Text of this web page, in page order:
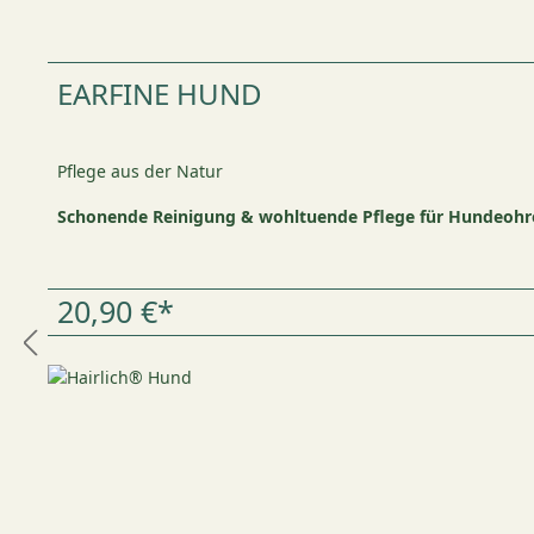
EARFINE HUND
Pflege aus der Natur
Schonende Reinigung & wohltuende Pflege für
20,90 €*